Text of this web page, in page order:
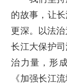
的故事，让
更深。以法
长江大保护
治力量，形
《加强长江